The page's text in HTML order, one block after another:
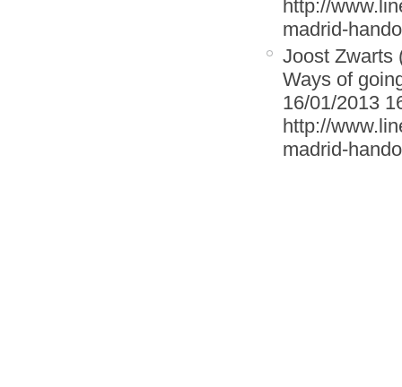
http://
madrid-
Joost Zwarts
Ways of
16/01/2013
http://
madrid-